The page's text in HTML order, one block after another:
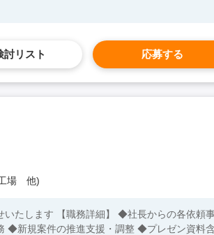
討リスト 応募する
工場 他)
いたします 【職務詳細】 ◆社長からの各依頼
◆新規案件の推進支援・調整 ◆プレゼン資料